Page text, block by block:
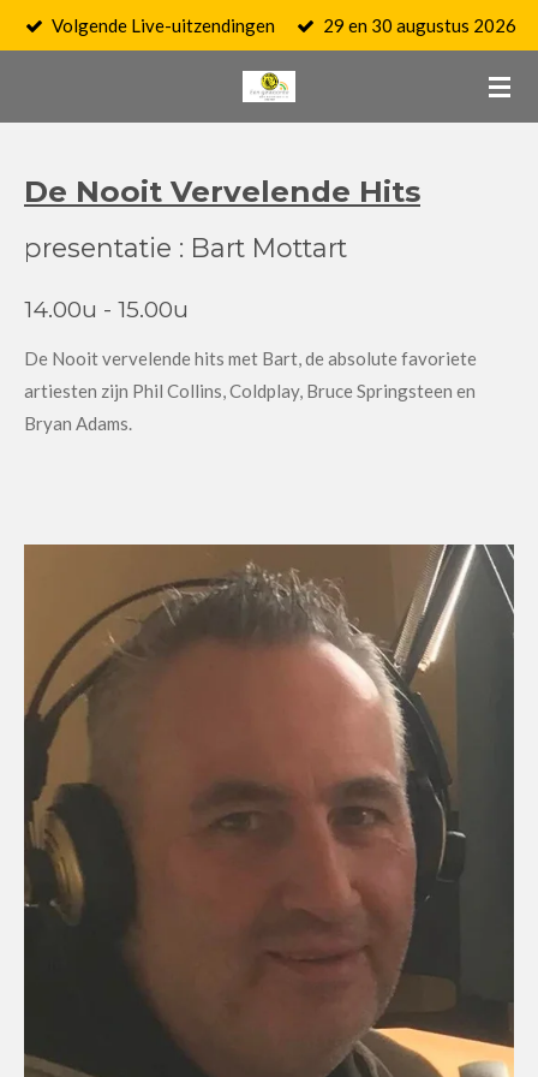
Ga
de
Volgende Live-uitzendingen 29 en 30 augustus 2026
De Nooit Vervelende Hits
presentatie : Bart Mottart
14.00u - 15.00u
De Nooit vervelende hits met Bart, de absolute favoriete
artiesten zijn Phil Collins, Coldplay, Bruce Springsteen en
Bryan Adams.